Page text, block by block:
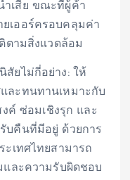
ำเสีย ขณะที่ผู้ค้า
เออร์ครอบคลุมค่า
ตามสิ่งแวดล้อม
สัยไม่กี่อย่าง: ให้
ละทนทานเหมาะกับ
ค์ ซ่อมเชิงรุก และ
บคืนที่มีอยู่ ด้วยการ
เทศไทยสามารถ
และความรับผิดชอบ